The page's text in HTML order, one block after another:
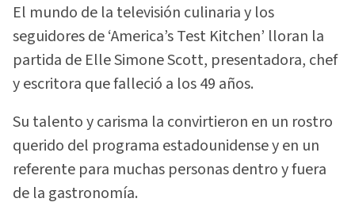
El mundo de la televisión culinaria y los
seguidores de ‘America’s Test Kitchen’ lloran la
partida de Elle Simone Scott, presentadora, chef
y escritora que falleció a los 49 años.
Su talento y carisma la convirtieron en un rostro
querido del programa estadounidense y en un
referente para muchas personas dentro y fuera
de la gastronomía.